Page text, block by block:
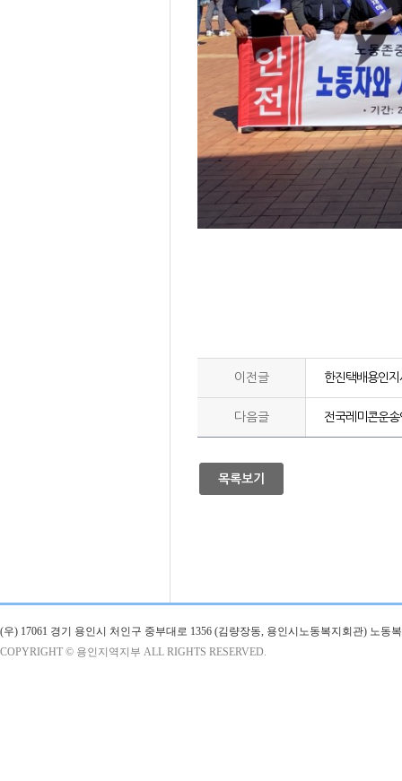
이전글 한진택배용인
다음글 전국레미콘운
목록보기
(우) 17061 경기 용인시 처인구 중부대로 1356 (김량장동, 용인시노동복지회관) 노동
COPYRIGHT © 용인지역지부 ALL RIGHTS RESERVED.